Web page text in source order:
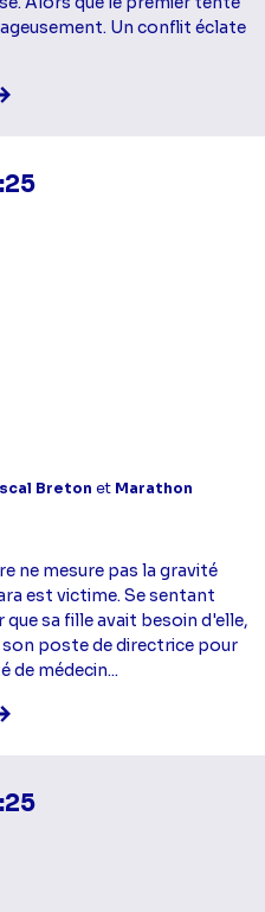
Un conflit éclate
Voir la fiche diffusion
Breton et Marathon
ne mesure pas la gravité
est victime. Se sentant
sa fille avait besoin d'elle,
son poste de directrice pour
de médecin...
Voir la fiche diffusion